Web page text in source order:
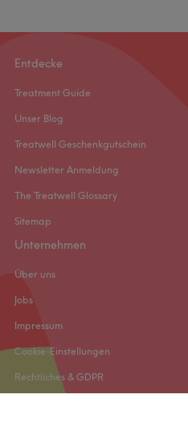
Entdecke
Treatment Guide
Unser Blog
Treatwell Geschenkgutschein
Newsletter Anmeldung
The Treatwell Glossary
Sitemap
Unternehmen
Über uns
Jobs
Impressum
Cookie-Einstellungen
Rechtliches & GDPR